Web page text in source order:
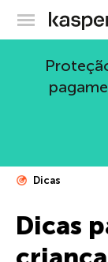
Dicas
Dicas